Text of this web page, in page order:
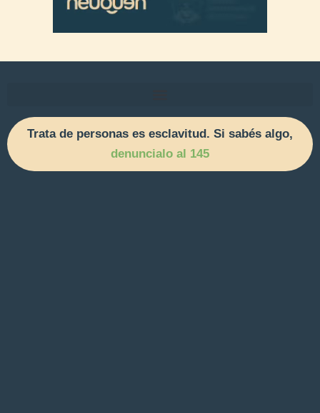
Trata de personas es esclavitud. Si sabés algo,
denuncialo al 145